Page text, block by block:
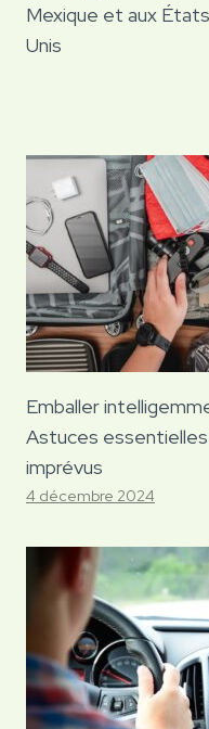
Mexique et aux
Unis
Emballer
Astuces
imprévus
4 décembre 2024